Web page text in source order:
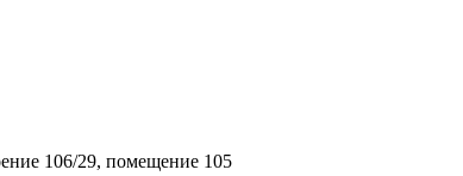
106/29, помещение 105